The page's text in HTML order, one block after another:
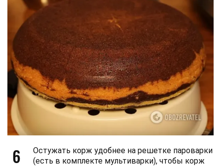
6
Остужать корж удобнее на решетке пароварки
(есть в комплекте мультиварки), чтобы корж